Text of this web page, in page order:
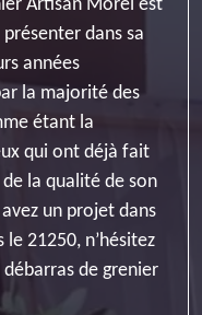
Artisan Morel est
dans sa
années
la majorité des
étant la
qui ont déjà fait
la qualité de son
un projet dans
21250, n’hésitez
de grenier